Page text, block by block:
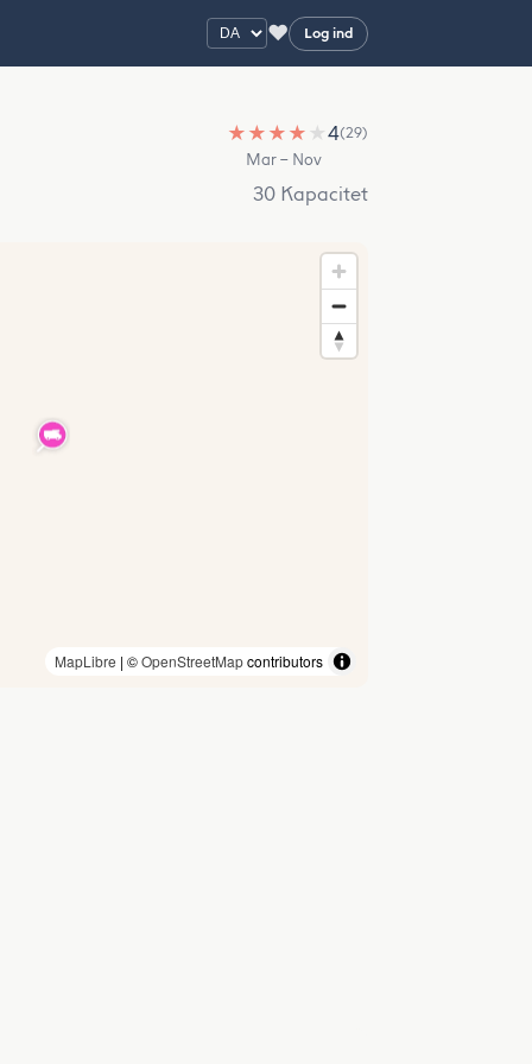
♥ Log ind
★ ★ ★ ★ ★4(29)
Mar – Nov
30 Kapacitet
MapLibre | ©OpenStreetMapcontributors